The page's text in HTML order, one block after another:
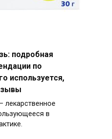
подробная
по
используется,
лекарственное
в